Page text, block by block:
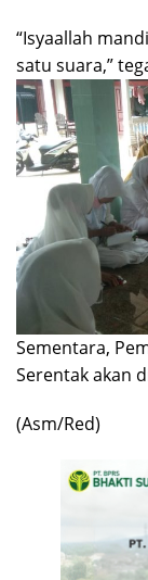
“Isyaallah
satu suara,”
Sementara,
Serentak akan
(Asm/Red)